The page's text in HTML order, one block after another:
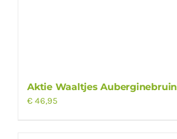
Aktie Waaltjes Auberginebruin
€ 46,95